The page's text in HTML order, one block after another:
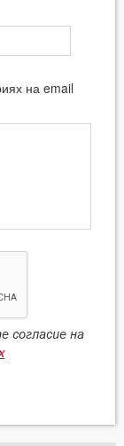
на email
согласие на